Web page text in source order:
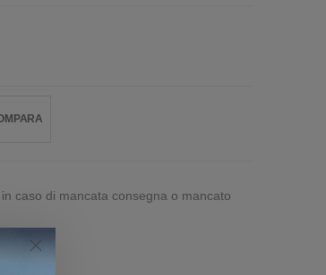
caso di mancata consegna o mancato